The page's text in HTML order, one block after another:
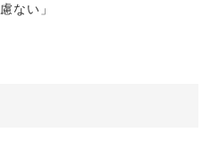
ない」